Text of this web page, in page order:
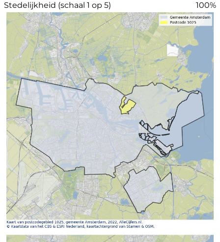
Stedelijkheid (schaal 1 op 5)
100%